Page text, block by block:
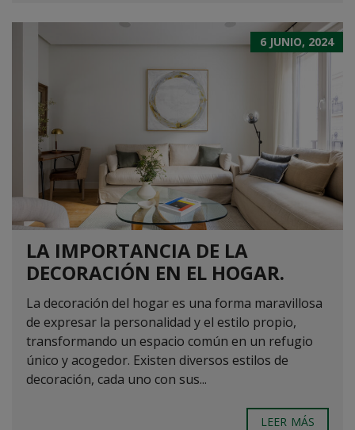
6 JUNIO, 2024
LA IMPORTANCIA DE LA
DECORACIÓN EN EL HOGAR.
La decoración del hogar es una forma maravillosa
de expresar la personalidad y el estilo propio,
transformando un espacio común en un refugio
único y acogedor. Existen diversos estilos de
decoración, cada uno con sus...
LEER MÁS